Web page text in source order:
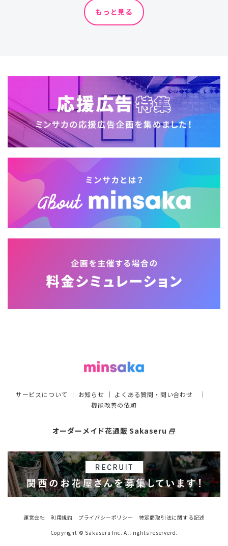
屋 栄 オアシス21水
の宇宙船宇宙船
もっと見る
サービスについて お知らせ よくある質問・問い合わせ
機能改善の依頼
オーダーメイド花通販 Sakaseru select_window
運営会社 利用規約 プライバシーポリシー
特定商取引法に関する記述
Copyright © Sakaseru Inc. All rights reserverd.